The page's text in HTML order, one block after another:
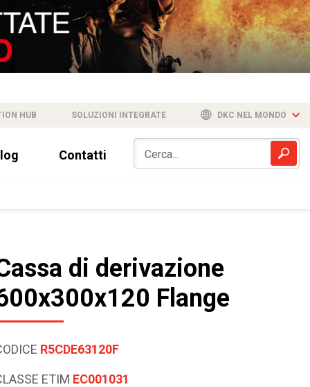
HUB SOLUZIONI INTEGRATE DKC NEL MONDO
Contatti
di derivazione
Flange
R5CDE63120F
ETIM EC001031